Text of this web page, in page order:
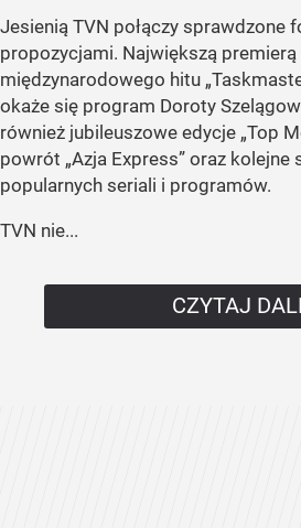
Jesienią TVN połączy sprawdzone
propozycjami. Największą
międzynarodowego hitu
okaże się program Doroty
również jubileuszowe edycje „Top
powrót „Azja Express” oraz kolejne
popularnych seriali i programów.
TVN nie...
CZYTAJ